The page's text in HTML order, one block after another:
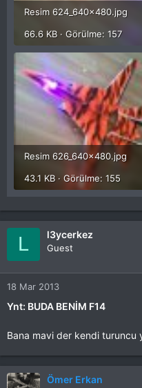
Resim 624_640x480.jpg
66.6 KB · Görülme: 157
Resim 626_640x480.jpg
43.1 KB · Görülme: 155
L l3ycerkez
Guest
18 Mar 2013
Ynt: BUDA BENİM F14
Bana mavi der kendi turuncu
Ömer Erkan